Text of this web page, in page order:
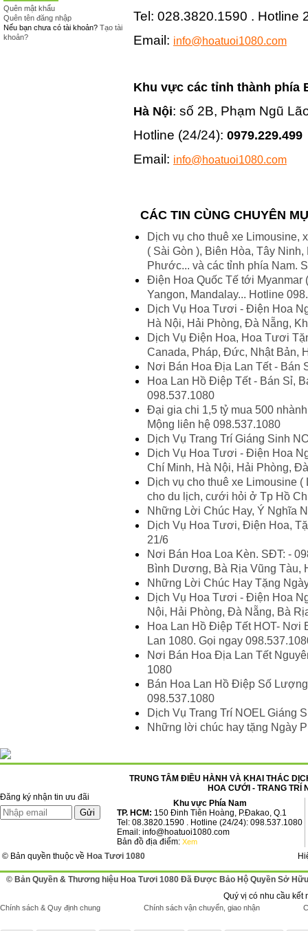
Quên mật khẩu
Quên tên đăng nhập
Nếu bạn chưa có tài khoản? Tạo tài
khoản?
Tel: 028.3820.1590 .
Email: info@hoatuoi1080.com
Khu vực các tỉnh thành phía
Hà Nội: số 2B, Phạm Ngũ
Hotline (24/24): 0979.229.499
Email: info@hoatuoi1080.com
CÁC TIN CÙNG CHUYÊN
Dịch vụ cho thuê xe Limousine,
( Sài Gòn ), Biên Hòa, Tây
Phước... và các tỉnh phía Nam.
Điện Hoa Quốc Tế tới
Yangon, Mandalay... Hotline
Dịch Vụ Hoa Tươi - Điện Hoa
Hà Nội, Hải Phòng, Đà Nẵng,
Dịch Vụ Điện Hoa, Hoa Tươi
Canada, Pháp, Đức, Nhật Bản,
Nơi Bán Hoa Địa Lan Tết - Bán
Hoa Lan Hồ Điệp Tết - Bán Sỉ,
098.537.1080
Đại gia chi 1,5 tỷ mua 500
Mộng liên hệ 098.537.1080
Dịch Vụ Trang Trí Giáng Sinh
Dịch Vụ Hoa Tươi - Điện Hoa
Chí Minh, Hà Nội, Hải Phòng,
Dịch vụ cho thuê xe Limousine
cho du lịch, cưới hỏi ở Tp Hồ
Những Lời Chúc Hay, Ý Nghĩa
Dịch Vụ Hoa Tươi, Điện Hoa,
21/6
Nơi Bán Hoa Loa Kèn. SĐT: -
Bình Dương, Bà Rịa Vũng Tàu,
Những Lời Chúc Hay Tặng
Dịch Vụ Hoa Tươi - Điện Hoa
Nội, Hải Phòng, Đà Nẵng, Bà
Hoa Lan Hồ Điệp Tết HOT- Nơi
Lan 1080. Gọi ngay
Nơi Bán Hoa Địa Lan Tết
1080
Bán Hoa Lan Hồ Điệp Số
098.537.1080
Dịch Vụ Trang Trí NOEL Giáng
Những lời chúc hay tặng Ngày
Đăng ký nhận tin ưu đãi
TRUNG TÂM ĐIỀU HÀNH VÀ KHAI THÁC
HOA CƯỚI - TRANG TRÍ
Khu vực Phía Nam
TP. HCM: 150 Đinh Tiên Hoàng, P.Đakao, Q.1
Tel: 08.3820.1590 . Hotline (24/24): 098.537.1080
Email: info@hoatuoi1080.com
Bản đồ địa điểm: Xem
© Bản quyền thuộc về Hoa Tươi 1080
© Bản Quyền & Thương hiệu Hoa Tươi 1080 Đã Được Bảo Hộ Quyền Sở Hữu
Quý vị có nhu cầu kết
Chính sách & Quy định chung Chính sách vận chuyển, giao nhận